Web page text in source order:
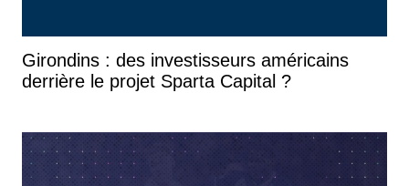
Girondins : des investisseurs américains
derrière le projet Sparta Capital ?